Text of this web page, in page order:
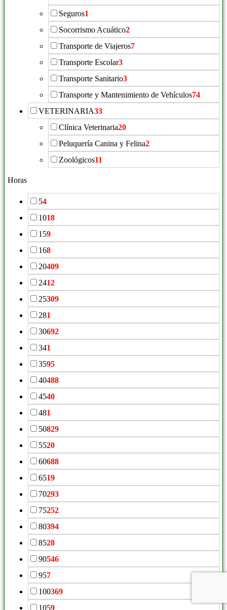
Seguros1
Socorrismo Acuático2
Transporte de Viajeros7
Transporte Escolar3
Transporte Sanitario3
Transporte y Mantenimiento de Vehículos74
VETERINARIA33
Clínica Veterinaria20
Peluquería Canina y Felina2
Zoológicos11
Horas
54
1018
159
168
20409
2412
25309
281
30692
341
3595
40488
4540
481
50829
5520
60688
6519
70293
75252
80394
8528
90546
957
100369
1059